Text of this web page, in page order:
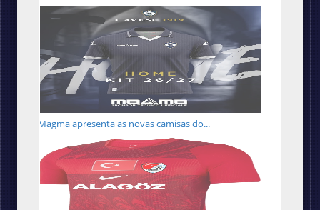
Magma apresenta as novas camisas do...